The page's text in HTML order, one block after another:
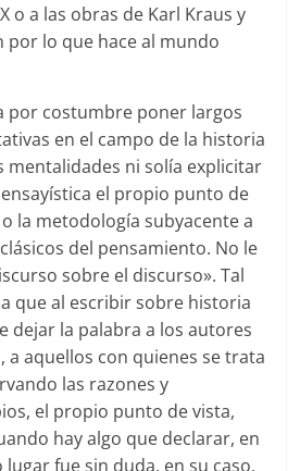
o a las obras de Karl Kraus y
por lo que hace al mundo
por costumbre poner largos
en el campo de la historia
mentalidades ni solía explicitar
el propio punto de
la metodología subyacente a
del pensamiento. No le
sobre el discurso». Tal
que al escribir sobre historia
dejar la palabra a los autores
a aquellos con quienes se trata
las razones y
el propio punto de vista,
hay algo que declarar, en
fue sin duda, en su caso,